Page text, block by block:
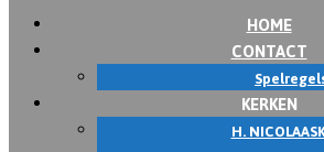
HOME
CONTACT
KERKEN
H.